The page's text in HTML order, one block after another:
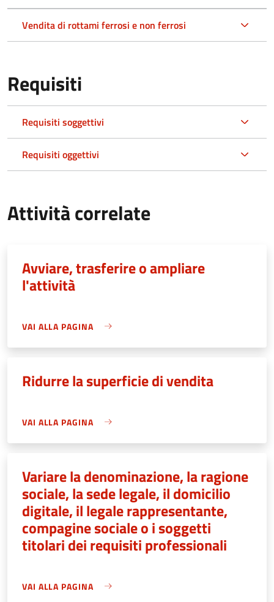
Vendita di rottami ferrosi e non ferrosi
Requisiti
Requisiti soggettivi
Requisiti oggettivi
Attività correlate
Avviare, trasferire o ampliare
l'attività
VAI ALLA PAGINA
Ridurre la superficie di vendita
VAI ALLA PAGINA
Variare la denominazione, la ragione
sociale, la sede legale, il domicilio
digitale, il legale rappresentante,
compagine sociale o i soggetti
titolari dei requisiti professionali
VAI ALLA PAGINA